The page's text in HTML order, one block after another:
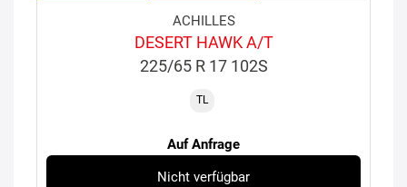
ACHILLES
DESERT HAWK A/T
225/65 R 17 102S
TL
Auf Anfrage
Nicht verfügbar